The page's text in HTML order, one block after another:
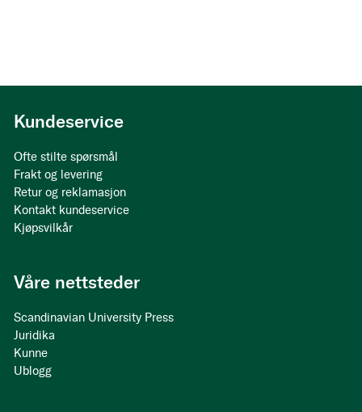
Kundeservice
Ofte stilte spørsmål
Frakt og levering
Retur og reklamasjon
Kontakt kundeservice
Kjøpsvilkår
Våre nettsteder
Scandinavian University Press
Juridika
Kunne
Ublogg